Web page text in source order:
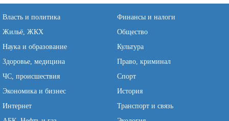
Власть и политика
Финансы и налоги
Жильё, ЖКХ
Общество
Наука и образование
Культура
Здоровье, медицина
Право, криминал
ЧС, происшествия
Спорт
Экономика и бизнес
История
Интернет
Транспорт и связь